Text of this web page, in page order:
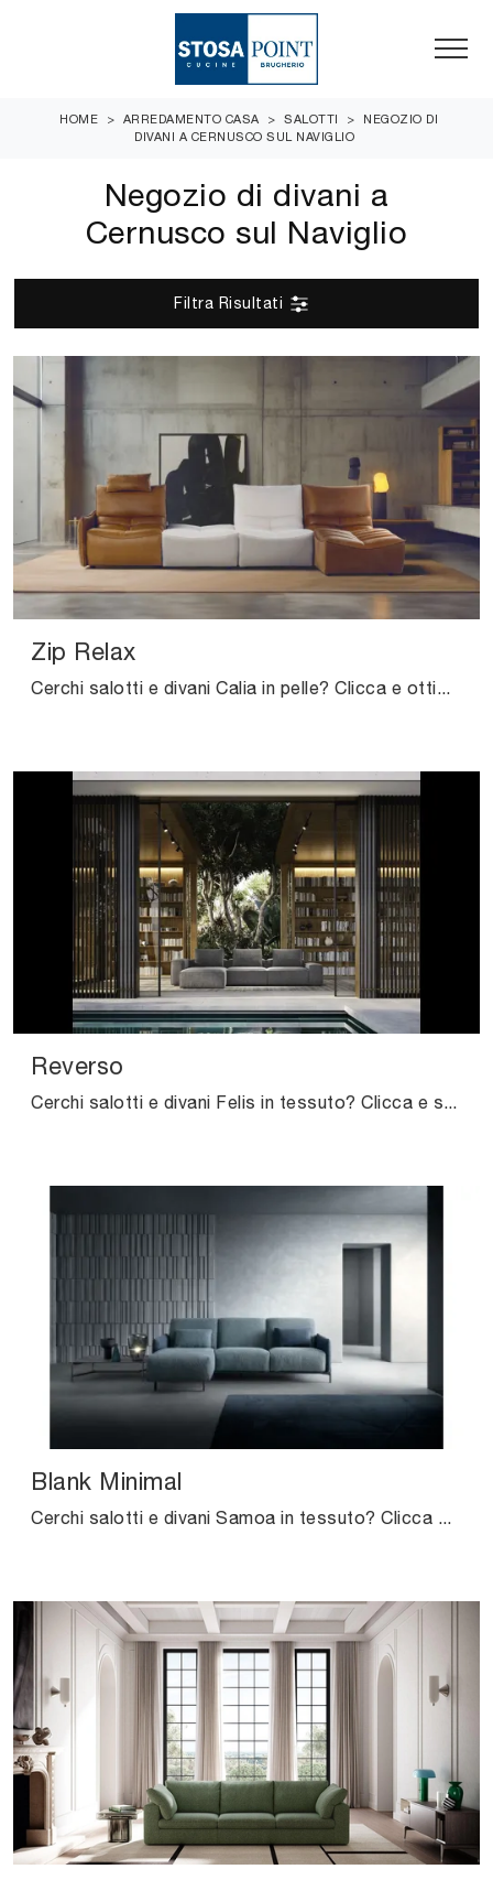
HOME > ARREDAMENTO CASA > SALOTTI >
NEGOZIO DI
DIVANI A CERNUSCO SUL NAVIGLIO
Negozio di divani a
Cernusco sul Naviglio
Filtra Risultati
Zip Relax
Cerchi salotti e divani Calia in pelle? Clicca e ottieni informazioni sul modello Zip Relax per spazi design.
Reverso
Cerchi salotti e divani Felis in tessuto? Clicca e scopri di più sul modello Reverso per spazi moderni.
Blank Minimal
Cerchi salotti e divani Samoa in tessuto? Clicca e ottieni informazioni sul modello Blank Minimal per spazi design.